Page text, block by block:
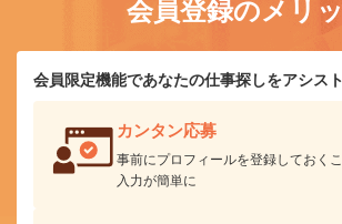
会員登録のメリ
会員限定機能であなたの仕事探しをアシスト
カンタン応募
事前にプロフィールを登録しておく
入力が簡単に